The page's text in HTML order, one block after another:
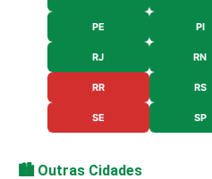
PE PI
RJ RN
RR RS
SE SP
🏙️ Outras Cidades